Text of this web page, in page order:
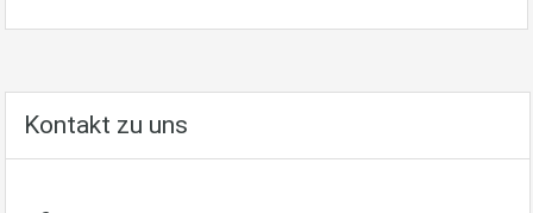
Kontakt zu uns